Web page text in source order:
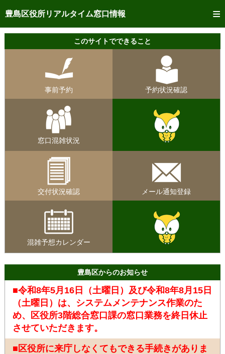
豊島区役所リアルタイム窓口情報
トップページへ
ご利用方法
予約状況確認
リアルタイム
混雑予想カレンダー
このサイトでできること
事前予約 予約状況確認
窓口混雑状況
交付状況確認 メール通知登録
混雑予想カレンダー
豊島区からのお知らせ
■令和8年5月16日（土曜日）及び令和8年8月15日
（土曜日）は、システムメンテナンス作業のた
め、区役所3階総合窓口課の窓口業務を終日休止
させていただきます。
■区役所に来庁しなくてもできる手続きがありま